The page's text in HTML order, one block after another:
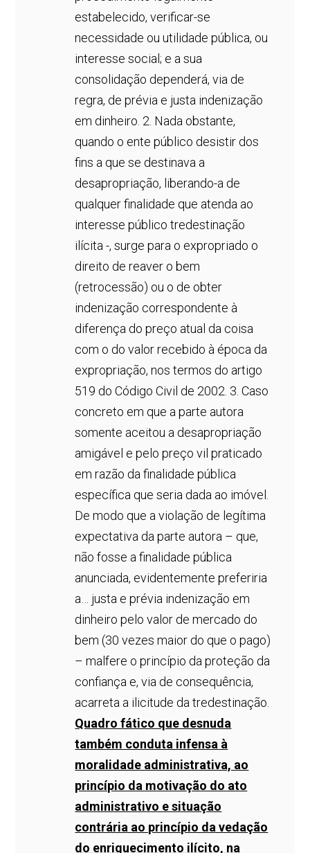
estabelecido, verificar-se
necessidade ou utilidade pública, ou
interesse social; e a sua
consolidação dependerá, via de
regra, de prévia e justa indenização
em dinheiro. 2. Nada obstante,
quando o ente público desistir dos
fins a que se destinava a
desapropriação, liberando-a de
qualquer finalidade que atenda ao
interesse público tredestinação
ilícita -, surge para o expropriado o
direito de reaver o bem
(retrocessão) ou o de obter
indenização correspondente à
diferença do preço atual da coisa
com o do valor recebido à época da
expropriação, nos termos do artigo
519 do Código Civil de 2002. 3. Caso
concreto em que a parte autora
somente aceitou a desapropriação
amigável e pelo preço vil praticado
em razão da finalidade pública
específica que seria dada ao imóvel.
De modo que a violação de legítima
expectativa da parte autora – que,
não fosse a finalidade pública
anunciada, evidentemente preferiria
a… justa e prévia indenização em
dinheiro pelo valor de mercado do
bem (30 vezes maior do que o pago)
– malfere o princípio da proteção da
confiança e, via de consequência,
acarreta a ilicitude da tredestinação.
Quadro fático que desnuda
também conduta infensa à
moralidade administrativa, ao
princípio da motivação do ato
administrativo e situação
contrária ao princípio da vedação
do enriquecimento ilícito, na